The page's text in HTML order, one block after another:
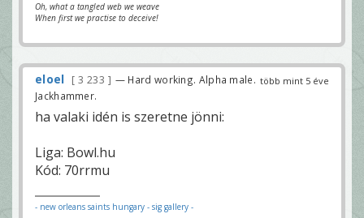
Oh, what a tangled web we weave
When first we practise to deceive!
több mint 5 éve
eloel 3 233
— Hard working. Alpha male.
Jackhammer.
ha valaki idén is szeretne jönni:
Liga: Bowl.hu
Kód: 70rrmu
- new orleans saints hungary - sig gallery -